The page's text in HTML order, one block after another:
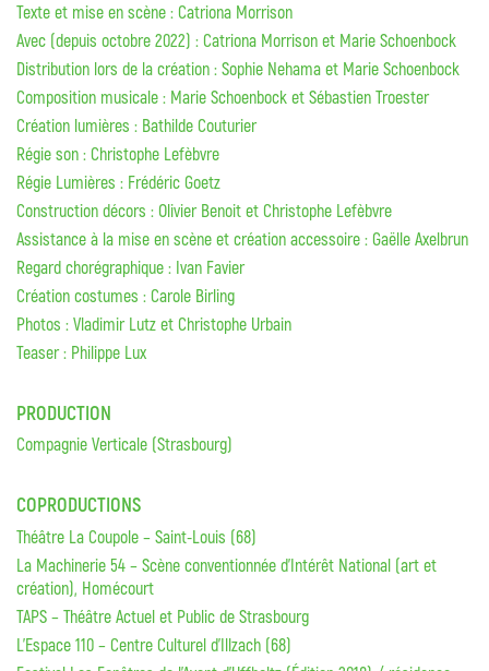
Texte et mise en scène : Catriona Morrison
Avec (depuis octobre 2022) : Catriona Morrison et Marie Schoenbock
Distribution lors de la création : Sophie Nehama et Marie Schoenbock
Composition musicale : Marie Schoenbock et Sébastien Troester
Création lumières : Bathilde Couturier
Régie son : Christophe Lefèbvre
Régie Lumières : Frédéric Goetz
Construction décors : Olivier Benoit et Christophe Lefèbvre
Assistance à la mise en scène et création accessoire : Gaëlle Axelbrun
Regard chorégraphique : Ivan Favier
Création costumes : Carole Birling
Photos : Vladimir Lutz et Christophe Urbain
Teaser : Philippe Lux
PRODUCTION
Compagnie Verticale (Strasbourg)
COPRODUCTIONS
Théâtre La Coupole – Saint-Louis (68)
La Machinerie 54 – Scène conventionnée d’Intérêt National (art et
création), Homécourt
TAPS – Théâtre Actuel et Public de Strasbourg
L’Espace 110 – Centre Culturel d’Illzach (68)